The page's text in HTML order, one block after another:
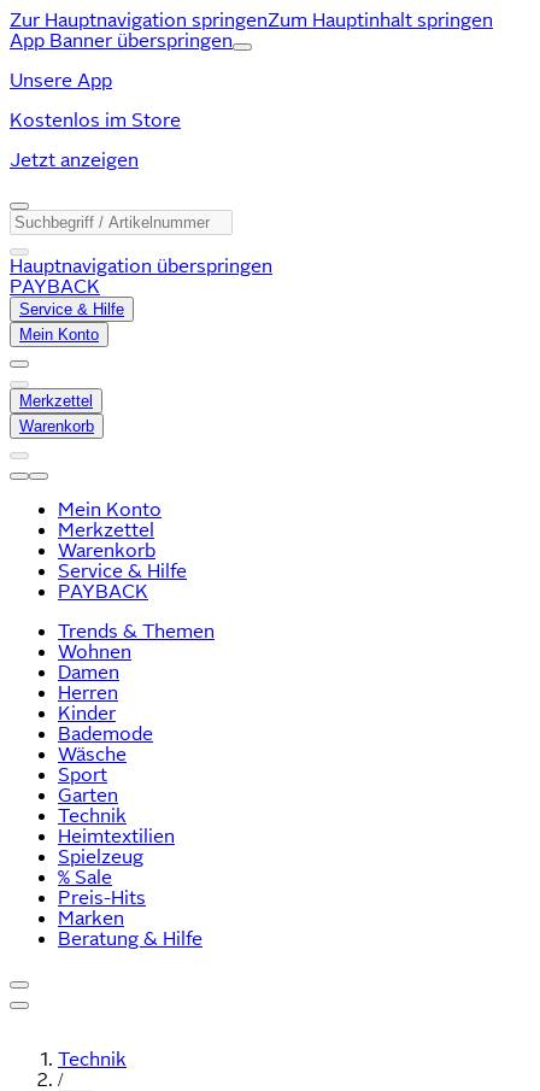
Zur Hauptnavigation springenZum Hauptinhalt springen
App Banner überspringen
Unsere App
Kostenlos im Store
Jetzt anzeigen
Hauptnavigation überspringen
PAYBACK
Service & Hilfe
Mein Konto
Merkzettel
Warenkorb
Mein Konto
Merkzettel
Warenkorb
Service & Hilfe
PAYBACK
Trends & Themen
Wohnen
Damen
Herren
Kinder
Bademode
Wäsche
Sport
Garten
Technik
Heimtextilien
Spielzeug
% Sale
Preis-Hits
Marken
Beratung & Hilfe
Technik
/